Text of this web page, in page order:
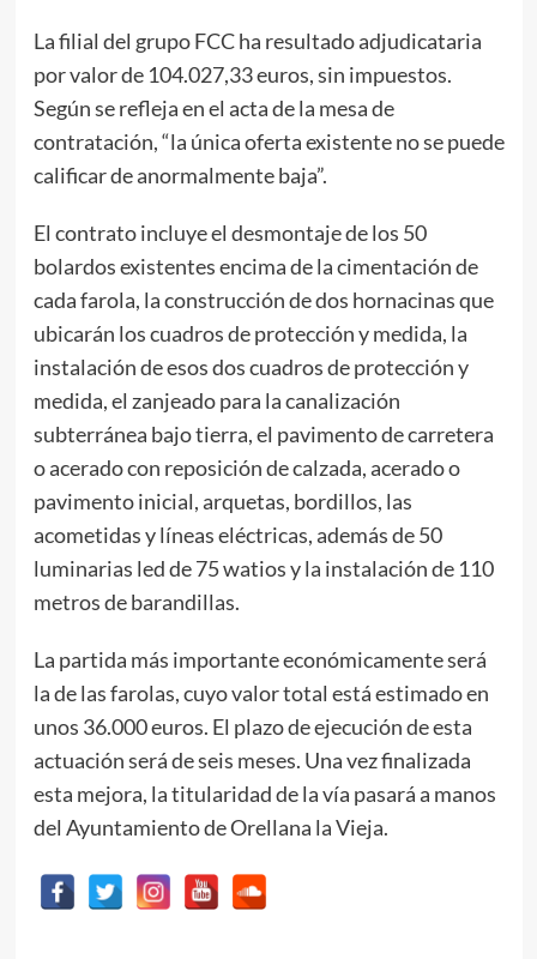
La filial del grupo FCC ha resultado adjudicataria
por valor de 104.027,33 euros, sin impuestos.
Según se refleja en el acta de la mesa de
contratación, “la única oferta existente no se puede
calificar de anormalmente baja”.
El contrato incluye el desmontaje de los 50
bolardos existentes encima de la cimentación de
cada farola, la construcción de dos hornacinas que
ubicarán los cuadros de protección y medida, la
instalación de esos dos cuadros de protección y
medida, el zanjeado para la canalización
subterránea bajo tierra, el pavimento de carretera
o acerado con reposición de calzada, acerado o
pavimento inicial, arquetas, bordillos, las
acometidas y líneas eléctricas, además de 50
luminarias led de 75 watios y la instalación de 110
metros de barandillas.
La partida más importante económicamente será
la de las farolas, cuyo valor total está estimado en
unos 36.000 euros. El plazo de ejecución de esta
actuación será de seis meses. Una vez finalizada
esta mejora, la titularidad de la vía pasará a manos
del Ayuntamiento de Orellana la Vieja.